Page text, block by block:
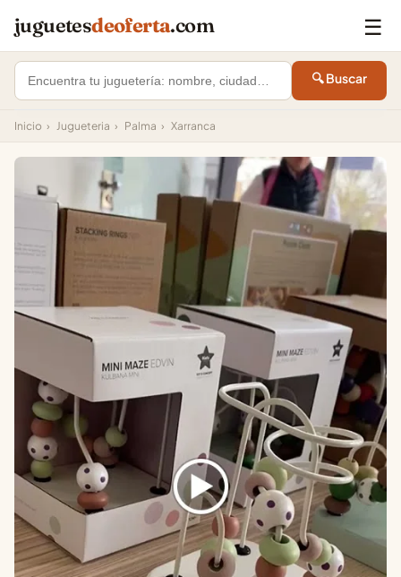
juguetesdeoferta.com ☰
🔍 Buscar
Inicio › Jugueteria › Palma › Xarranca